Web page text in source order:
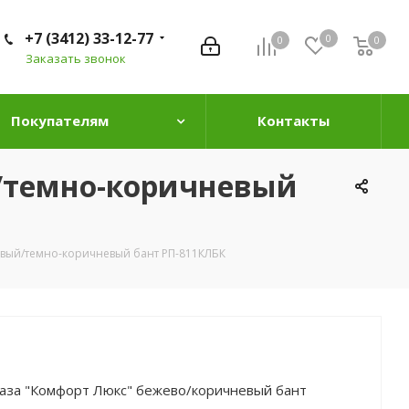
0 0 0
0
+7 (3412) 33-12-77
Заказать звонок
Покупателям Контакты
коричневый
темно-коричневый бант РП-811КЛБК
"Комфорт Люкс" бежево/коричневый бант